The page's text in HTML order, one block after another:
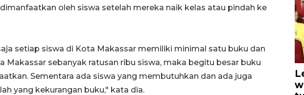
oleh siswa setelah mereka naik kelas atau pindah ke
setiap siswa di Kota Makassar memiliki minimal satu buku dan
Makassar sebanyak ratusan ribu siswa, maka begitu besar buku
Sementara ada siswa yang membutuhkan dan ada juga
yang kekurangan buku," kata dia.